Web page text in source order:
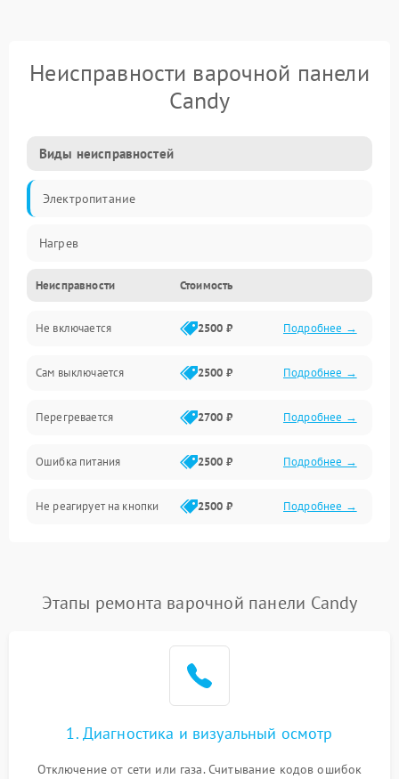
Неисправности варочной панели
Candy
Виды неисправностей
Электропитание
Нагрев
Неисправности Стоимость
Не включается 2500 ₽ Подробнее →
Сам выключается 2500 ₽ Подробнее →
Перегревается 2700 ₽ Подробнее →
Ошибка питания 2500 ₽ Подробнее →
Не реагирует на кнопки 2500 ₽ Подробнее →
Этапы ремонта варочной панели Candy
1. Диагностика и визуальный осмотр
Отключение от сети или газа. Считывание кодов ошибок